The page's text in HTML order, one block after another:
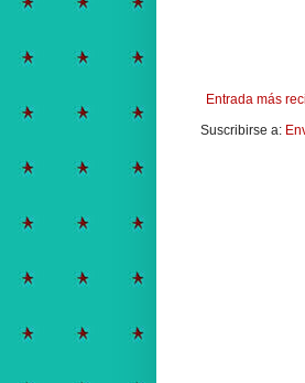
Entrada más
Suscribirse a: